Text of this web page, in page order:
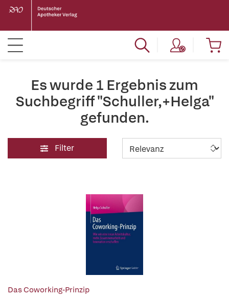
Es wurde 1 Ergebnis zum
Suchbegriff "Schuller,+Helga"
gefunden.
Filter
Das Coworking-Prinzip